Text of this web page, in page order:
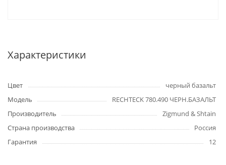
Характеристики
Цвет
черный базальт
Модель
RECHTECK 780.490 ЧЕРН.БАЗАЛЬТ
Производитель
Zigmund & Shtain
Страна производства
Россия
Гарантия
12